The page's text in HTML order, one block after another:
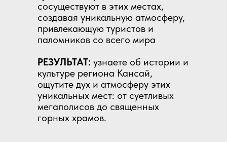
сосуществуют в этих местах,
создавая уникальную атмосферу,
привлекающую туристов и
паломников со всего мира
РЕЗУЛЬТАТ: узнаете об истории и
культуре региона Кансай,
ощутите дух и атмосферу этих
уникальных мест: от суетливых
мегаполисов до священных
горных храмов.